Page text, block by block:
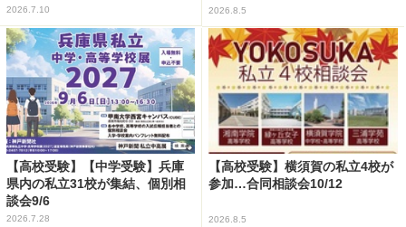
2026.7.10 2026.8.5
【高校受験】【中学受験】兵庫
県内の私立31校が集結、個別相
談会9/6
2026.7.28
【高校受験】横須賀の私立4校が
参加…合同相談会10/12
2026.8.5